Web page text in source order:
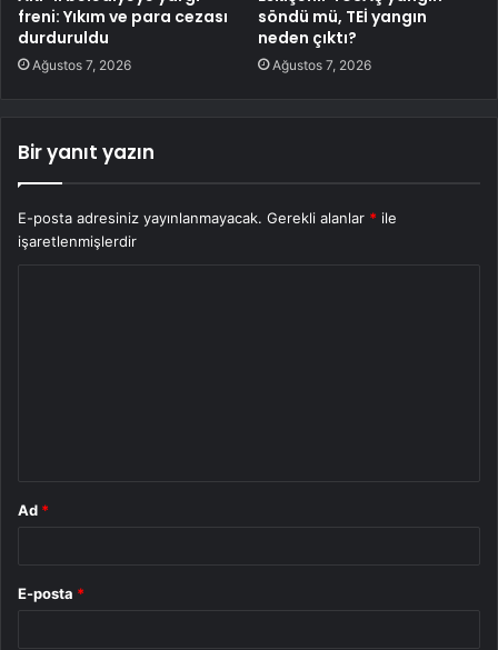
freni: Yıkım ve para cezası
durduruldu
Ağustos 7, 2026
söndü mü, TEİ yangın
neden çıktı?
Ağustos 7, 2026
Bir yanıt yazın
E-posta adresiniz yayınlanmayacak. Gerekli alanlar * ile
işaretlenmişlerdir
Ad *
E-posta *